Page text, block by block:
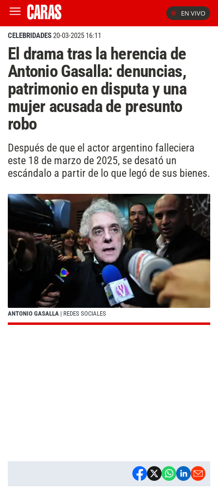
EN VIVO
CELEBRIDADES20-03-2025 16:11
El drama tras la herencia de
Antonio Gasalla: denuncias,
patrimonio en disputa y una
mujer acusada de presunto
robo
Después de que el actor argentino falleciera
este 18 de marzo de 2025, se desató un
escándalo a partir de lo que legó de sus bienes.
ANTONIO GASALLA | REDES SOCIALES